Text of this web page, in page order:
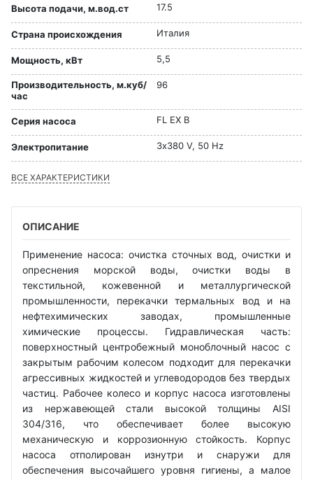
Высота подачи, м.вод.ст 17.5
Страна происхождения Италия
Мощность, кВт 5,5
Производительность, м.куб/
час
96
Серия насоса FL EX B
Электропитание 3х380 V, 50 Hz
ВСЕ ХАРАКТЕРИСТИКИ
ОПИСАНИЕ
Применение насоса: очистка сточных вод, очистки и
опреснения морской воды, очистки воды в
текстильной, кожевенной и металлургической
промышленности, перекачки термальных вод и на
нефтехимических заводах, промышленные
химические процессы. Гидравлическая часть:
поверхностный центробежный моноблочный насос с
закрытым рабочим колесом подходит для перекачки
агрессивных жидкостей и углеводородов без твердых
частиц. Рабочее колесо и корпус насоса изготовлены
из нержавеющей стали высокой толщины AISI
304/316, что обеспечивает более высокую
механическую и коррозионную стойкость. Корпус
насоса отполирован изнутри и снаружи для
обеспечения высочайшего уровня гигиены, а малое